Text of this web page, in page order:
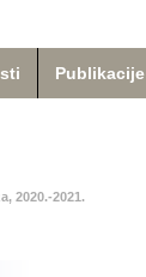
Publikacije
2020.-2021.